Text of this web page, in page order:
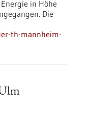
in Höhe
Die
th-mannheim-